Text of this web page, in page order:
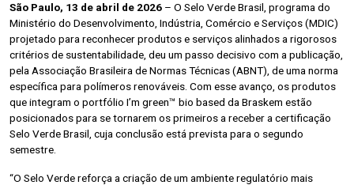
São Paulo, 13 de abril de 2026 – O Selo Verde Brasil, programa do
Ministério do Desenvolvimento, Indústria, Comércio e Serviços (MDIC)
projetado para reconhecer produtos e serviços alinhados a rigorosos
critérios de sustentabilidade, deu um passo decisivo com a publicação,
pela Associação Brasileira de Normas Técnicas (ABNT), de uma norma
específica para polímeros renováveis. Com esse avanço, os produtos
que integram o portfólio I’m green™ bio based da Braskem estão
posicionados para se tornarem os primeiros a receber a certificação
Selo Verde Brasil, cuja conclusão está prevista para o segundo
semestre.
“O Selo Verde reforça a criação de um ambiente regulatório mais